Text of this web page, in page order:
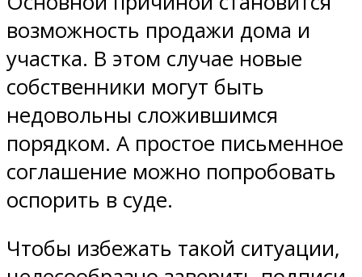
возможность продажи дома и
участка. В этом случае новые
собственники могут быть
недовольны сложившимся
порядком. А простое письменное
соглашение можно попробовать
оспорить в суде.
Чтобы избежать такой ситуации,